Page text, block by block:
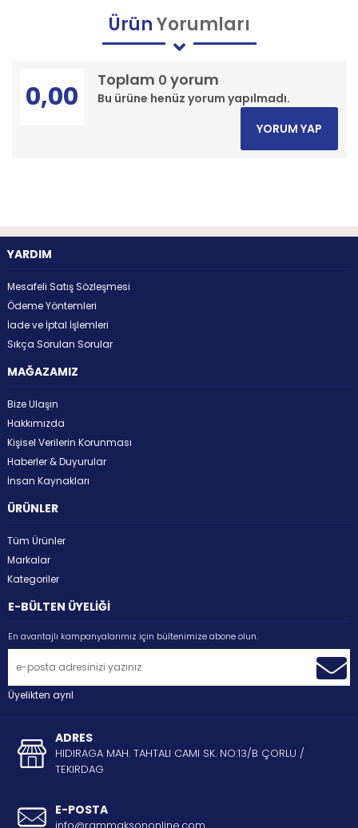
ÜrünYorumları
Toplam 0 yorum
Bu ürüne henüz yorum yapılmadı.
0,00
YORUM YAP
YARDIM
Mesafeli Satış Sözleşmesi
Ödeme Yöntemleri
İade ve İptal İşlemleri
Sıkça Sorulan Sorular
MAĞAZAMIZ
Bize Ulaşın
Hakkımızda
Kişisel Verilerin Korunması
Haberler & Duyurular
İnsan Kaynakları
ÜRÜNLER
Tüm Ürünler
Markalar
Kategoriler
E-BÜLTEN ÜYELİĞİ
En avantajlı kampanyalarımız için bültenimize abone olun.
Üyelikten ayrıl
ADRES
HIDIRAGA MAH. TAHTALI CAMI SK. NO:13/B ÇORLU /
TEKIRDAG
E-POSTA
info@rammaksononline.com